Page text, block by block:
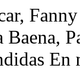
Baena,